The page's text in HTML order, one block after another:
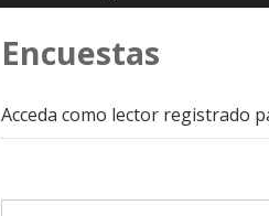
Encuestas
Acceda como lector registrado